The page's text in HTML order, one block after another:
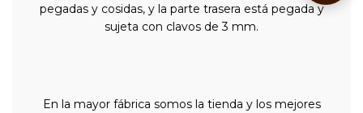
pegadas y cosidas, y la parte trasera está pegada y
sujeta con clavos de 3 mm.
En la mayor fábrica somos la tienda y los mejores